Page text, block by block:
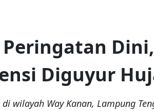
Peringatan
Diguyur
wilayah Way Kanan, Lampung